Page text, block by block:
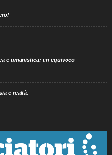
e umanistica: un equivoco
e realtà.